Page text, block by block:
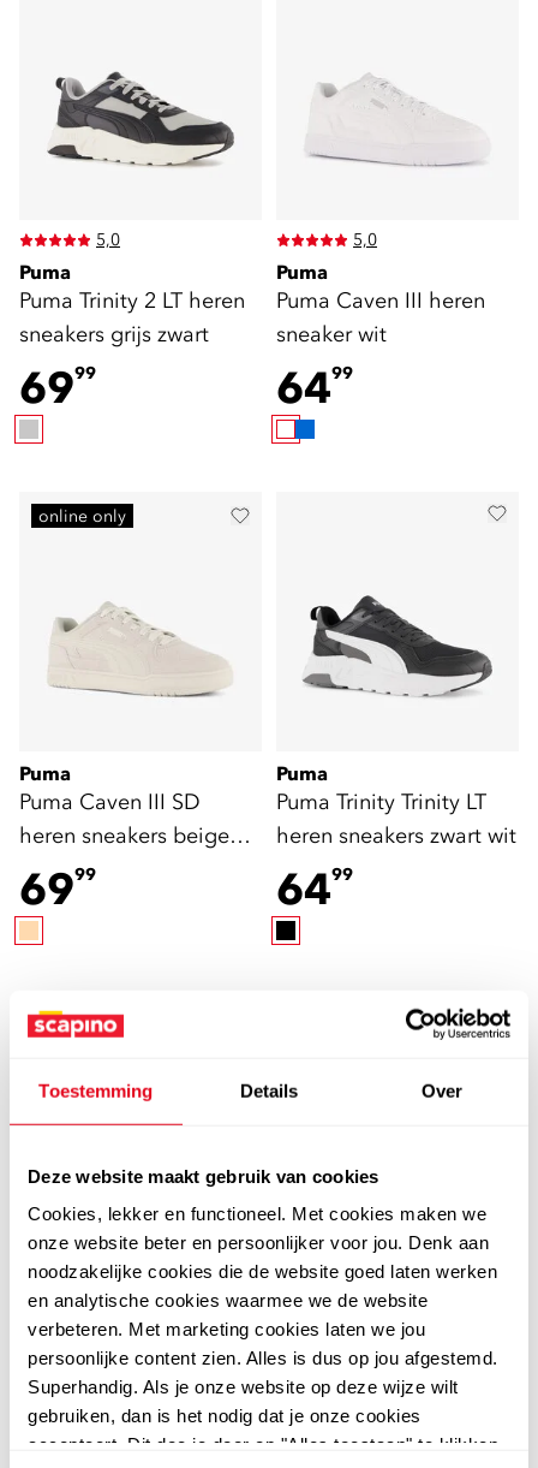
Toestemming Details Over
Deze website maakt gebruik van cookies
Cookies, lekker en functioneel. Met cookies maken we
onze website beter en persoonlijker voor jou. Denk aan
noodzakelijke cookies die de website goed laten werken
en analytische cookies waarmee we de website
verbeteren. Met marketing cookies laten we jou
persoonlijke content zien. Alles is dus op jou afgestemd.
Superhandig. Als je onze website op deze wijze wilt
gebruiken, dan is het nodig dat je onze cookies
accepteert. Dit doe je door op "Alles toestaan" te klikken.
5,0
Puma
Puma Trinity 2 LT heren
sneakers grijs zwart
6999
5,0
Puma
Puma Caven III heren
sneaker wit
6499
online only
Puma
Puma Caven III SD
heren sneakers beige
wit
6999
Puma
Puma Trinity Trinity LT
heren sneakers zwart wit
6499
sale
4,7
Puma
Puma Trinity 2 LT heren
sneakers wit zwart
64,9932 00
Puma
Puma Milenio Tech
heren sneakers wit
69 99